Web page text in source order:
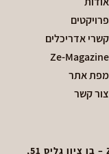
פרויקטים
קשרי אדריכלים
Ze-Magazine
מפת אתר
צור קשר
| ZEDKA SHOWROOM – בן ציון גליס 51,